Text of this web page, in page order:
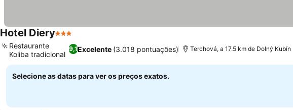
Hotel Diery3 Estrelas
9,1Excelente (3.018 pontuações)
Restaurante
Koliba tradicional
Terchová, a 17.5 km de Dolný Kubín
Selecione as datas para ver os preços exatos.